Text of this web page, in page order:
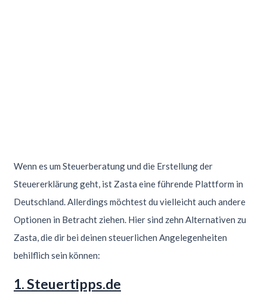
Wenn es um Steuerberatung und die Erstellung der
Steuererklärung geht, ist Zasta eine führende Plattform in
Deutschland. Allerdings möchtest du vielleicht auch andere
Optionen in Betracht ziehen. Hier sind zehn Alternativen zu
Zasta, die dir bei deinen steuerlichen Angelegenheiten
behilflich sein können:
1. Steuertipps.de